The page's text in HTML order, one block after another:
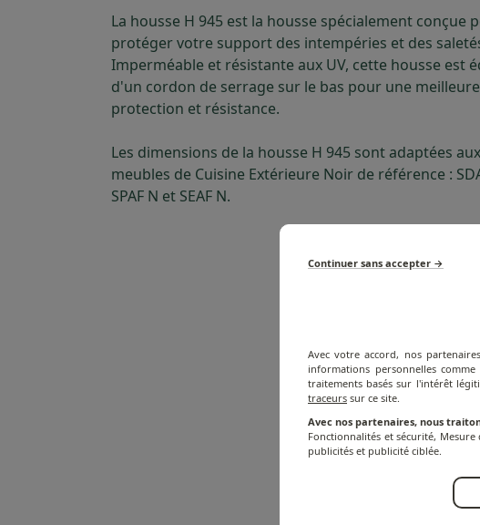
La housse H 945 est la housse spécialement conçue
protéger votre support des intempéries et des
Imperméable et résistante aux UV, cette housse est
d'un cordon de serrage sur le bas pour une meilleure
protection et résistance.
Les dimensions de la housse H 945 sont adaptées aux
meubles de Cuisine Extérieure Noir de référence :
SPAF N et SEAF N.
Continuer sans accepter →
Avec votre accord, nos
informations personnelles
traitements basés sur l'intérêt
traceurs sur ce site.
Avec nos partenaires, nous
Fonctionnalités et sécurité,
publicités et publicité ciblée.